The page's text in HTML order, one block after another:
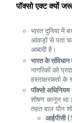
पॉक्सो एक्ट क्यों
भारत दुनिया में
आंकड़ों से पता
आबादी है।
भारत के
नागरिकों को
हस्ताक्षरकर्ता के
पॉक्सो अधिनियम
शोषण कानून था।
तहत बाल यौन
आईपीसी